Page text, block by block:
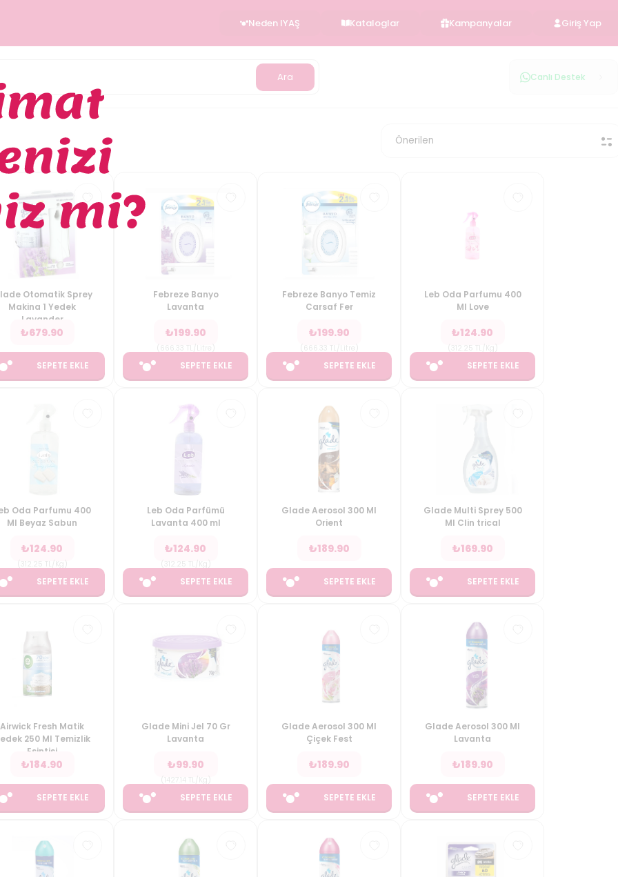
Neden IYAŞ Kataloglar Kampanyalar Giriş Yap
Ara Canlı Destek
Otomatik Sprey
Makina 1 Yedek
Lavander
₺679.90
SEPETE EKLE
Febreze Banyo
Lavanta
₺199.90
SEPETE EKLE
Febreze Banyo Temiz
Carsaf Fer
₺199.90
SEPETE EKLE
Leb Oda Parfumu 400
Ml Love
₺124.90
SEPETE EKLE
Oda Parfumu 400
Ml Beyaz Sabun
₺124.90
SEPETE EKLE
Leb Oda Parfümü
Lavanta 400 ml
₺124.90
SEPETE EKLE
Glade Aerosol 300 Ml
Orient
₺189.90
SEPETE EKLE
Glade Multi Sprey 500
Ml Clin trical
₺169.90
SEPETE EKLE
Airwick Fresh Matik
250 Ml Temizlik
Esintisi
₺184.90
SEPETE EKLE
Glade Mini Jel 70 Gr
Lavanta
₺99.90
SEPETE EKLE
Glade Aerosol 300 Ml
Çiçek Fest
₺189.90
SEPETE EKLE
Glade Aerosol 300 Ml
Lavanta
₺189.90
SEPETE EKLE